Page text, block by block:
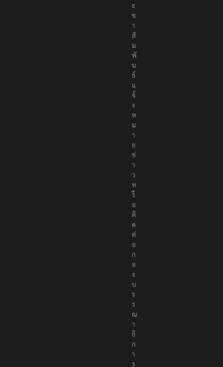
ะ
ช
า
สั
ม
พั
น
ธ์
แ
จ้
ง
ห
ม
า
ย
ข่
า
ว
ห
รื
อ
ติ
ด
ต่
อ
ก
อ
ง
บ
ร
ร
ณ
า
ธิ
ก
า
ร